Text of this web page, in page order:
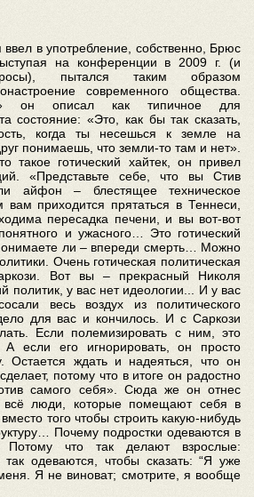
в употребление, собственно, Брюс
на конференции в 2009 г. (и
пытался таким образом
современного общества.
он описал как типичное для
состояние: «Это, как бы так сказать,
когда ты несешься к земле на
понимаешь, что земли-то там и нет».
такое готический хайтек, он привел
«Представьте себе, что вы Стив
айфон – блестящее техническое
вам приходится прятаться в Теннеси,
пересадка печени, и вы вот-вот
и ужасного… Это готический
ли – впереди смерть… Можно
Очень готическая политическая
Вот вы – прекрасный Николя
политик, у вас нет идеологии... И у вас
весь воздух из политического
для вас и кончилось. И с Саркози
Если полемизировать с ним, это
А если его игнорировать, он просто
Остается ждать и надеяться, что он
потому что в итоге он радостно
самого себя». Сюда же он отнес
люди, которые помещают себя в
того чтобы строить какую-нибудь
Почему подростки одеваются в
Потому что так делают взрослые:
одеваются, чтобы сказать: “Я уже
Я не виноват; смотрите, я вообще